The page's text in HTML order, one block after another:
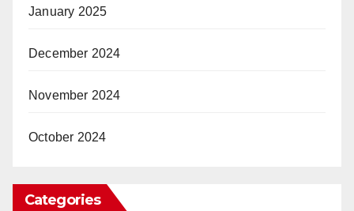
January 2025
December 2024
November 2024
October 2024
Categories